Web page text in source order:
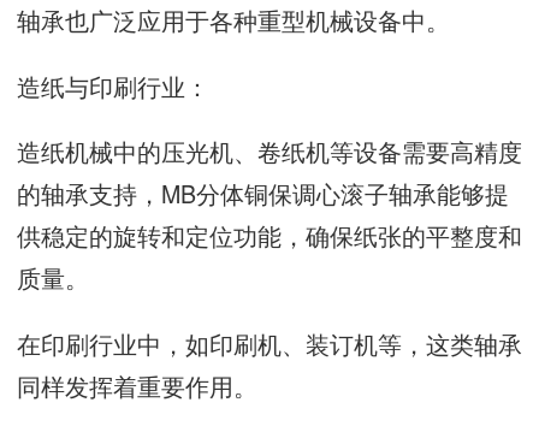
轴承也广泛应用于各种重型机械设备中。
造纸与印刷行业：
造纸机械中的压光机、卷纸机等设备需要高精度
的轴承支持，MB分体铜保调心滚子轴承能够提
供稳定的旋转和定位功能，确保纸张的平整度和
质量。
在印刷行业中，如印刷机、装订机等，这类轴承
同样发挥着重要作用。